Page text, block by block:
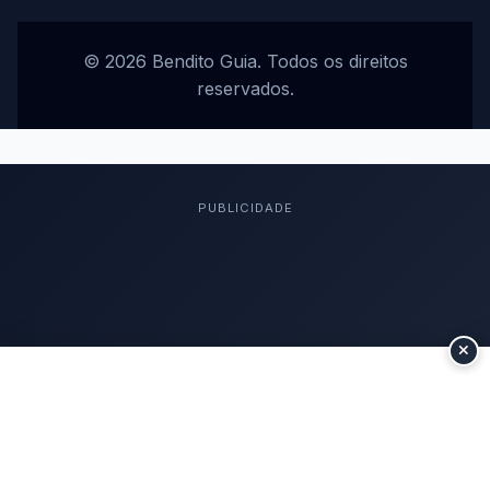
© 2026 Bendito Guia. Todos os direitos
reservados.